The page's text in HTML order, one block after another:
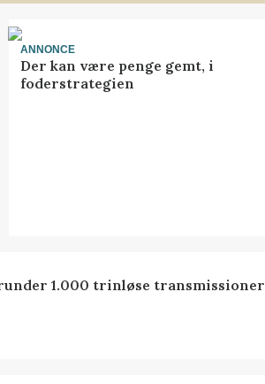
ANNONCE
Der kan være penge gemt, i
foderstrategien
1.000 trinløse transmissioner